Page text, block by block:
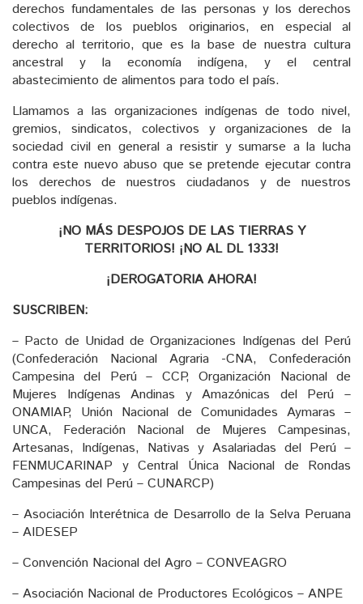
derechos fundamentales de las personas y los derechos
colectivos de los pueblos originarios, en especial al
derecho al territorio, que es la base de nuestra cultura
ancestral y la economía indígena, y el central
abastecimiento de alimentos para todo el país.
Llamamos a las organizaciones indígenas de todo nivel,
gremios, sindicatos, colectivos y organizaciones de la
sociedad civil en general a resistir y sumarse a la lucha
contra este nuevo abuso que se pretende ejecutar contra
los derechos de nuestros ciudadanos y de nuestros
pueblos indígenas.
¡NO MÁS DESPOJOS DE LAS TIERRAS Y
TERRITORIOS! ¡NO AL DL 1333!
¡DEROGATORIA AHORA!
SUSCRIBEN:
– Pacto de Unidad de Organizaciones Indígenas del Perú
(Confederación Nacional Agraria -CNA, Confederación
Campesina del Perú – CCP, Organización Nacional de
Mujeres Indígenas Andinas y Amazónicas del Perú –
ONAMIAP, Unión Nacional de Comunidades Aymaras –
UNCA, Federación Nacional de Mujeres Campesinas,
Artesanas, Indígenas, Nativas y Asalariadas del Perú –
FENMUCARINAP y Central Única Nacional de Rondas
Campesinas del Perú – CUNARCP)
– Asociación Interétnica de Desarrollo de la Selva Peruana
– AIDESEP
– Convención Nacional del Agro – CONVEAGRO
– Asociación Nacional de Productores Ecológicos – ANPE